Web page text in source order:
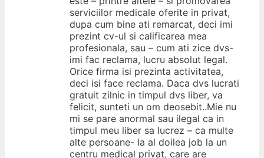
serviciilor medicale oferite in privat,
dupa cum bine ati remarcat, deci imi
prezint cv-ul si calificarea mea
profesionala, sau – cum ati zice dvs-
imi fac reclama, lucru absolut legal.
Orice firma isi prezinta activitatea,
deci isi face reclama. Daca dvs lucrati
gratuit zilnic in timpul dvs liber, va
felicit, sunteti un om deosebit..Mie nu
mi se pare anormal sau ilegal ca in
timpul meu liber sa lucrez – ca multe
alte persoane- la al doilea job la un
centru medical privat, care are